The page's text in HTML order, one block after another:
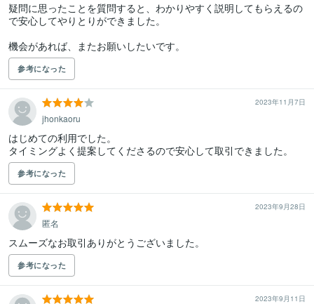
疑問に思ったことを質問すると、わかりやすく説明してもらえるの
で安心してやりとりができました。
機会があれば、またお願いしたいです。
参考になった
2023年11月7日
jhonkaoru
はじめての利用でした。
タイミングよく提案してくださるので安心して取引できました。
参考になった
2023年9月28日
匿名
スムーズなお取引ありがとうございました。
参考になった
2023年9月11日